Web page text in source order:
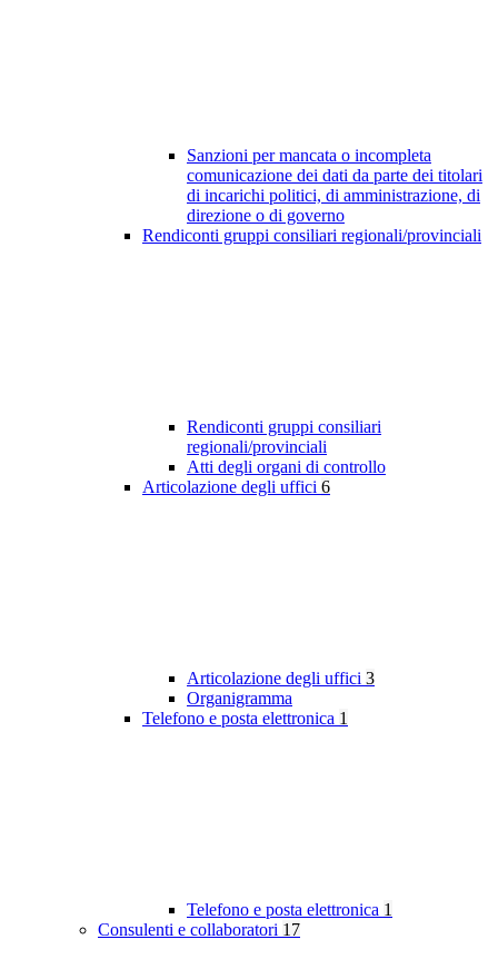
Sanzioni per mancata o incompleta
comunicazione dei dati da parte dei titolari
di incarichi politici, di amministrazione, di
direzione o di governo
Rendiconti gruppi consiliari regionali/provinciali
Rendiconti gruppi consiliari
regionali/provinciali
Atti degli organi di controllo
Articolazione degli uffici 6
Articolazione degli uffici 3
Organigramma
Telefono e posta elettronica 1
Telefono e posta elettronica 1
Consulenti e collaboratori 17